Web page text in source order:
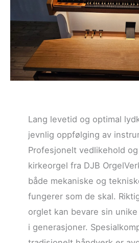
Lang levetid og optimal
jevnlig oppfølging av
Profesjonelt vedlikehold
kirkeorgel fra DJB
både mekaniske og
fungerer som de skal.
orglet kan bevare sin
i generasjoner.